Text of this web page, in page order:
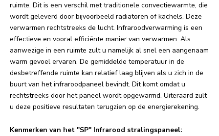
ruimte. Dit is een verschil met traditionele convectiewarmte, die
wordt geleverd door bijvoorbeeld radiatoren of kachels. Deze
verwarmen rechtstreeks de lucht. Infraroodverwarming is een
effectieve en vooral efficiënte manier van verwarmen. Als
aanwezige in een ruimte zult u namelijk al snel een aangenaam
warm gevoel ervaren. De gemiddelde temperatuur in de
desbetreffende ruimte kan relatief laag blijven als u zich in de
buurt van het infraroodpaneel bevindt. Dit komt omdat u
rechtstreeks door het paneel wordt opgewarmd. Uiteraard zult
u deze positieve resultaten terugzien op de energierekening.
Kenmerken van het "SP" Infrarood stralingspaneel: